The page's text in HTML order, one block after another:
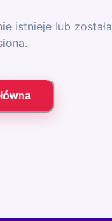
istnieje lub została